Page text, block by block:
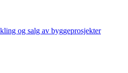
og salg av byggeprosjekter